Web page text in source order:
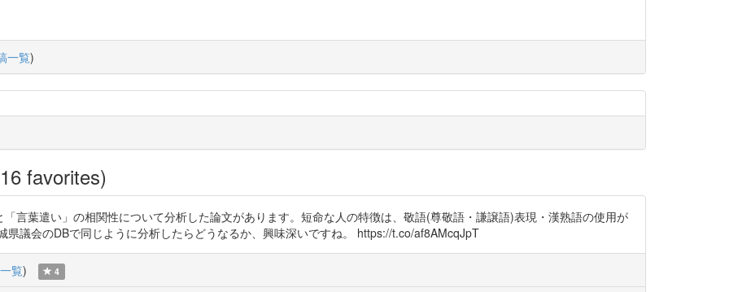
一覧)
favorites)
言葉遣い」の相関性について分析した論文があります。短命な人の特徴は、敬語(尊敬語・謙譲語)表現・漢熟語の使用が
議会のDBで同じように分析したらどうなるか、興味深いですね。 https://t.co/af8AMcqJpT
覧) 4